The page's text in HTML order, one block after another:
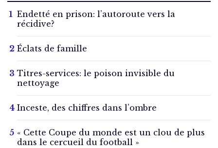
Endetté en prison: l’autoroute vers la
récidive?
Éclats de famille
Titres-services: le poison invisible du
nettoyage
Inceste, des chiffres dans l’ombre
« Cette Coupe du monde est un clou de plus
dans le cercueil du football »